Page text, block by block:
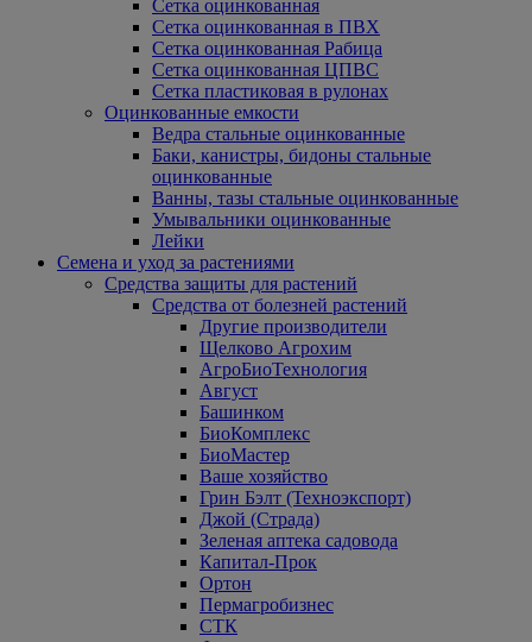
Сетка оцинкованная
Сетка оцинкованная в ПВХ
Сетка оцинкованная Рабица
Сетка оцинкованная ЦПВС
Сетка пластиковая в рулонах
Оцинкованные емкости
Ведра стальные оцинкованные
Баки, канистры, бидоны стальные
оцинкованные
Ванны, тазы стальные оцинкованные
Умывальники оцинкованные
Лейки
Семена и уход за растениями
Средства защиты для растений
Средства от болезней растений
Другие производители
Щелково Агрохим
АгроБиоТехнология
Август
Башинком
БиоКомплекс
БиоМастер
Ваше хозяйство
Грин Бэлт (Техноэкспорт)
Джой (Страда)
Зеленая аптека садовода
Капитал-Прок
Ортон
Пермагробизнес
СТК